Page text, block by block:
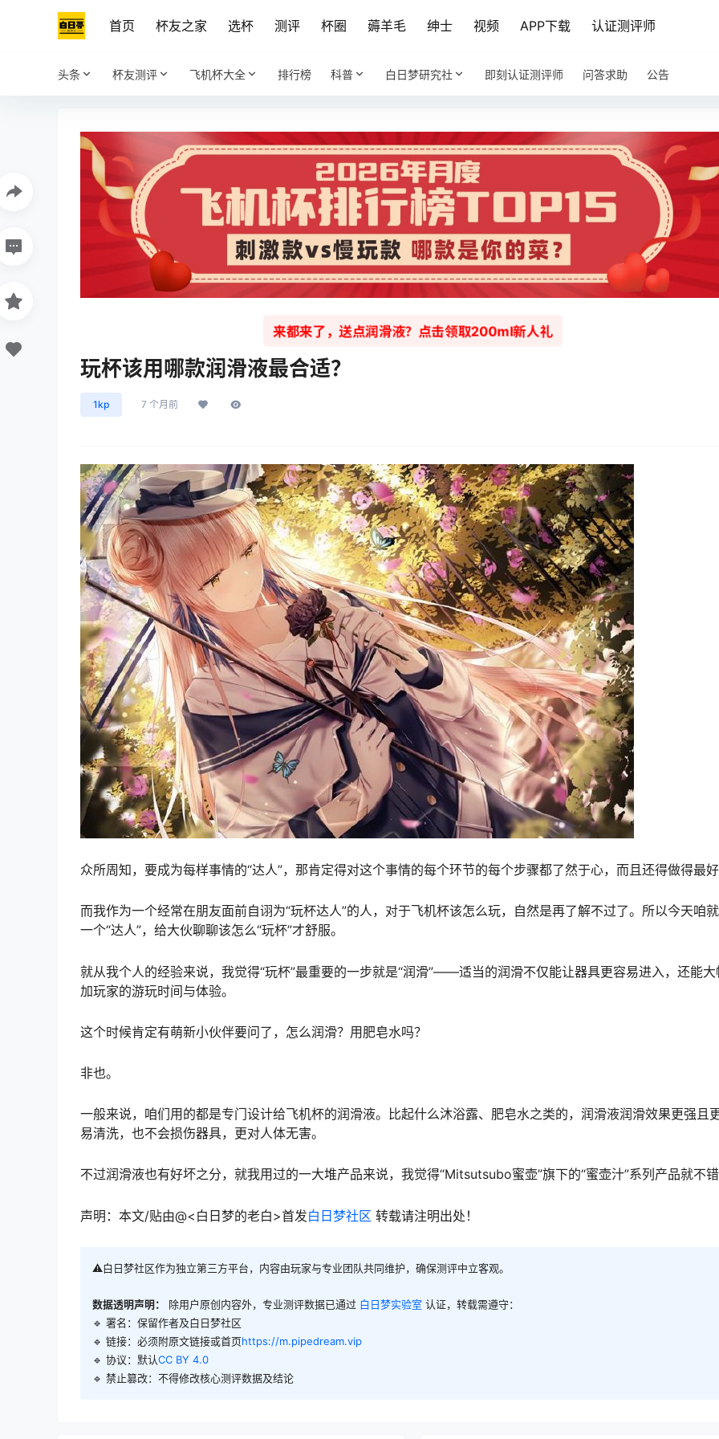
首页 杯友之家 选杯 测评 杯圈 薅羊毛 绅士 视频 APP下载 认证测评师
头条 杯友测评 飞机杯大全 排行榜 科普 白日梦研究社 即刻认证测评师 问答求助 公告
来都来了，送点润滑液？点击领取200ml新人礼
玩杯该用哪款润滑液最合适？
1kp 7 个月前
众所周知，要成为每样事情的“达人”，那肯定得对这个事情的每个环节的每个步骤都了然于心，而且还得做得最好
而我作为一个经常在朋友面前自诩为“玩杯达人”的人，对于飞机杯该怎么玩，自然是再了解不过了。所以今天咱
一个“达人”，给大伙聊聊该怎么“玩杯”才舒服。
就从我个人的经验来说，我觉得“玩杯”最重要的一步就是“润滑”——适当的润滑不仅能让器具更容易进入，还能大
加玩家的游玩时间与体验。
这个时候肯定有萌新小伙伴要问了，怎么润滑？用肥皂水吗？
非也。
一般来说，咱们用的都是专门设计给飞机杯的润滑液。比起什么沐浴露、肥皂水之类的， 润滑液润滑效果更强且
易清洗，也不会损伤器具，更对人体无害。
不过润滑液也有好坏之分，就我用过的一大堆产品来说，我觉得“Mitsutsubo蜜壶”旗下的“蜜壶汁”系列产品就不错
声明：本文/贴由@<白日梦的老白>首发白日梦社区 转载请注明出处！
⚠️白日梦社区作为独立第三方平台，内容由玩家与专业团队共同维护，确保测评中立客观。
数据透明声明： 除用户原创内容外，专业测评数据已通过 白日梦实验室 认证，转载需遵守：
🔹 署名：保留作者及白日梦社区
🔹 链接：必须附原文链接或首页https://m.pipedream.vip
🔹 协议：默认CC BY 4.0
🔹 禁止篡改：不得修改核心测评数据及结论